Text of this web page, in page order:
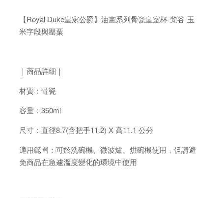
【Royal Duke皇家公爵】油畫系列骨瓷皇室杯-梵谷-玉
米字段與罌粟
｜商品詳細｜
材質：骨瓷
容量：350ml
尺寸：直徑8.7(含把手11.2) X 高11.1 公分
適用範圍：可於洗碗機、微波爐、烘碗機使用，但請避
免商品在急遽溫度變化的環境中使用